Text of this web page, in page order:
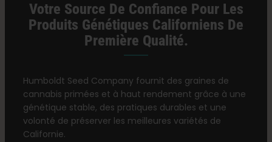
Votre Source De Confiance Pour Les
Produits Génétiques Californiens De
Première Qualité.
Humboldt Seed Company fournit des graines de
cannabis primées et à haut rendement grâce à une
génétique stable, des pratiques durables et une
volonté de préserver les meilleures variétés de
Californie.